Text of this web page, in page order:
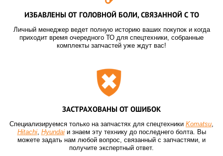
ИЗБАВЛЕНЫ ОТ ГОЛОВНОЙ БОЛИ, СВЯЗАННОЙ С ТО
Личный менеджер ведет полную историю ваших покупок и когда
приходит время очередного ТО для спецтехники, собранные
комплекты запчастей уже ждут вас!
ЗАСТРАХОВАНЫ ОТ ОШИБОК
Специализируемся только на запчастях для спецтехники Komatsu,
Hitachi, Hyundaiи знаем эту технику до последнего болта. Вы
можете задать нам любой вопрос, связанный с запчастями, и
получите экспертный ответ.